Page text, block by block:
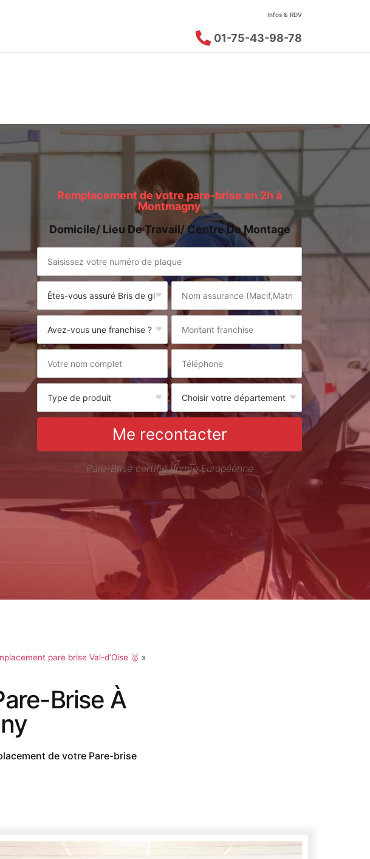
Infos & RDV
01-75-43-98-78
Remplacement de votre pare-brise en 2h à
Montmagny
Domicile/ Lieu De Travail/ Centre De Montage
Me recontacter
Pare-Brise certifié norme Européenne
pare brise Val-d’Oise 🥇 »
Brise À
de votre Pare-brise